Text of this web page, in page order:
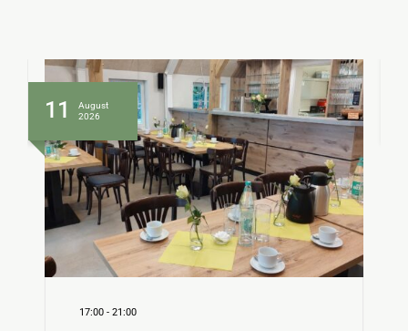
11
August
2026
17:00 - 21:00